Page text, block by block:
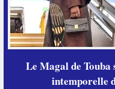
Le Magal de Touba
intemporelle